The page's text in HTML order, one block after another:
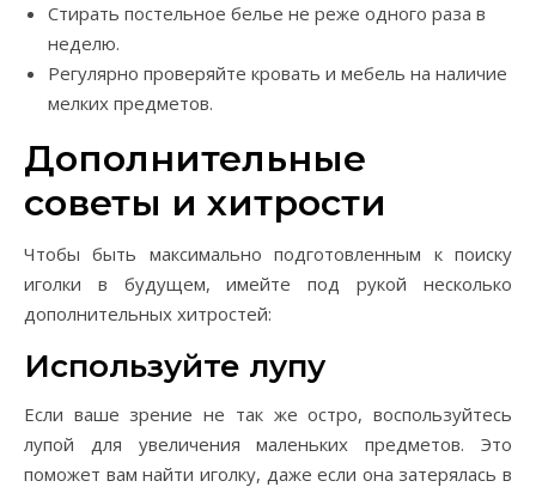
Стирать постельное белье не реже одного раза в
неделю.
Регулярно проверяйте кровать и мебель на наличие
мелких предметов.
Дополнительные
советы и хитрости
Чтобы быть максимально подготовленным к поиску
иголки в будущем, имейте под рукой несколько
дополнительных хитростей:
Используйте лупу
Если ваше зрение не так же остро, воспользуйтесь
лупой для увеличения маленьких предметов. Это
поможет вам найти иголку, даже если она затерялась в